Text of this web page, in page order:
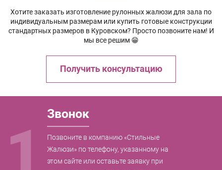
Хотите заказать изготовление рулонных жалюзи для зала по
индивидуальным размерам или купить готовые конструкции
стандартных размеров в Куровском? Просто позвоните нам! И
мы все решим 😁
Получить консультацию
1
Звонок
Позвоните в компанию «Стильные
Жалюзи» по телефону, указанному на
этом сайте или оставьте заявку при